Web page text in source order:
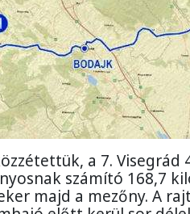
a 7. Visegrád
számító 168,7
majd a mezőny. A